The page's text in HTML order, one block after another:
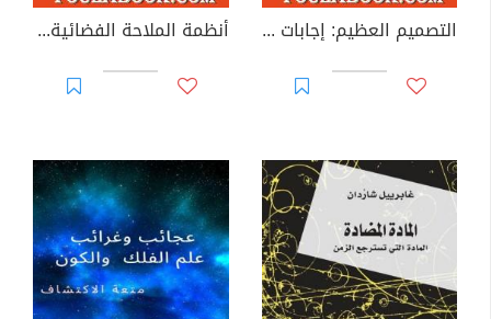
التصميم العظيم: إجابات جديدة على أسئلة الكون الكبرى أنظمة الملاحة الفضائية وهندسة الاقمار الصناعية